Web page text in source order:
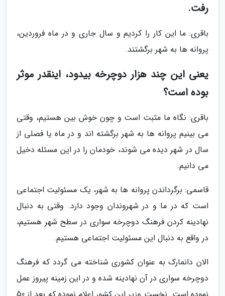
رفت.
باقری: ما این کار را کردیم و سال جاری و در ماه فروردین،
پروانه ها به شهر برگشتند.
یعنی این چند هزار دوچرخه بیدود، اینقدر موثر
بوده است؟
باقری: نگاه ما مثبت است و چون خوش بین هستیم، وقتی
می بینیم پروانه ها به شهر برگشته اند و در ماه یا فصلی از
سال در شهر دیده می شوند، خودمان را در این مسئله دخیل
می دانیم.
قاسمی: برگرداندن پروانه ها به شهر، یک مسئولیت اجتماعی
است که در ما و در شهروندان وجود دارد. وقتی به دنبال
نهادینه کردن فرهنگ دوچرخه سواری در سطح شهر هستیم،
در واقع به دنبال این مسئولیت اجتماعی هستیم.
الان دانمارک به عنوان کشوری شناخته می گردد که فرهنگ
دوچرخه سواری در آن نهادینه شده و در این زمینه پیروز عمل